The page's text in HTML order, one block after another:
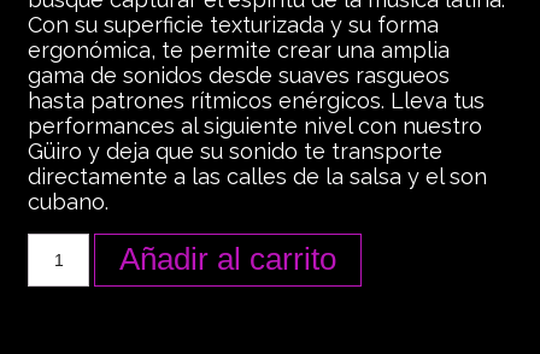
Con su superficie texturizada y su forma
ergonómica, te permite crear una amplia
gama de sonidos desde suaves rasgueos
hasta patrones rítmicos enérgicos. Lleva tus
performances al siguiente nivel con nuestro
Güiro y deja que su sonido te transporte
directamente a las calles de la salsa y el son
cubano.
Añadir al carrito